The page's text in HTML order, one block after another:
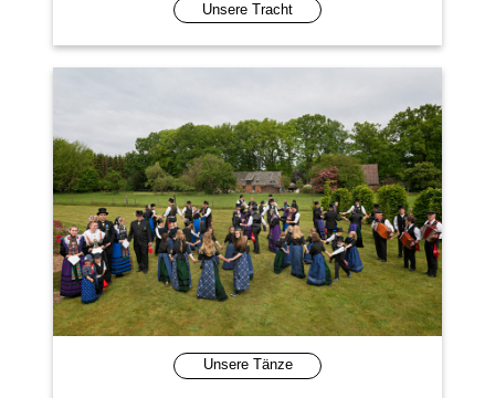
Unsere Tracht
Unsere Tänze